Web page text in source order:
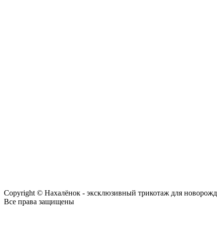
Copyright © Нахалёнок - эксклюзивный трикотаж для
Все права защищены